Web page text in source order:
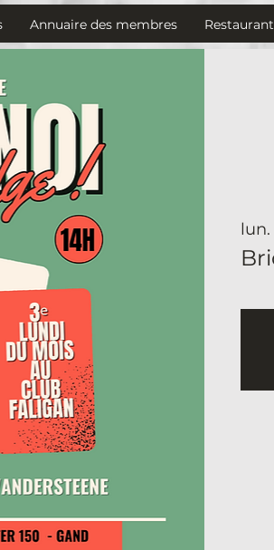
Annuaire des membres Restaurant
lun.